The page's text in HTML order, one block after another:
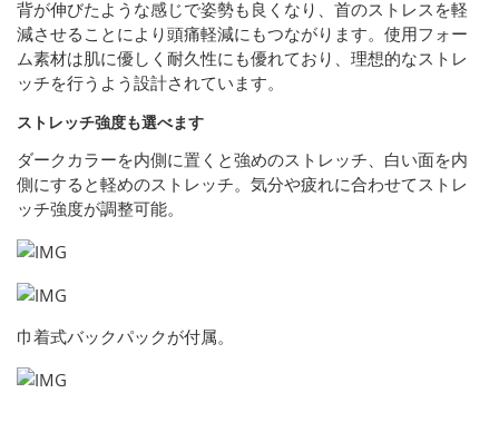
背が伸びたような感じで姿勢も良くなり、首のストレスを軽
減させることにより頭痛軽減にもつながります。使用フォー
ム素材は肌に優しく耐久性にも優れており、理想的なストレ
ッチを行うよう設計されています。
ストレッチ強度も選べます
ダークカラーを内側に置くと強めのストレッチ、白い面を内
側にすると軽めのストレッチ。気分や疲れに合わせてストレ
ッチ強度が調整可能。
巾着式バックパックが付属。